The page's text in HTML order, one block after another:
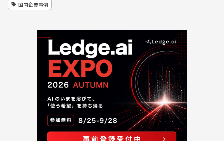
国内企業事例